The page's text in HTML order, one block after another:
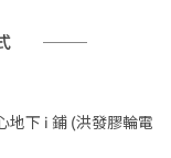
地下 i 鋪 (洪發膠輪電